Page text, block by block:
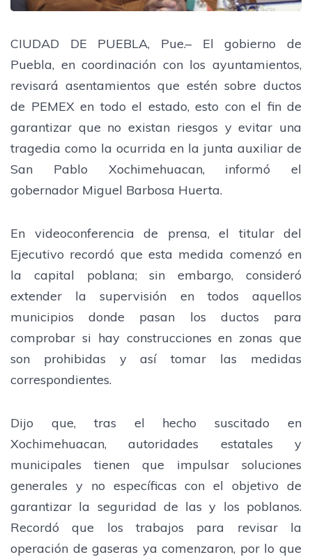
CIUDAD DE PUEBLA, Pue.– El gobierno de
Puebla, en coordinación con los ayuntamientos,
revisará asentamientos que estén sobre ductos
de PEMEX en todo el estado, esto con el fin de
garantizar que no existan riesgos y evitar una
tragedia como la ocurrida en la junta auxiliar de
San Pablo Xochimehuacan, informó el
gobernador Miguel Barbosa Huerta.
En videoconferencia de prensa, el titular del
Ejecutivo recordó que esta medida comenzó en
la capital poblana; sin embargo, consideró
extender la supervisión en todos aquellos
municipios donde pasan los ductos para
comprobar si hay construcciones en zonas que
son prohibidas y así tomar las medidas
correspondientes.
Dijo que, tras el hecho suscitado en
Xochimehuacan, autoridades estatales y
municipales tienen que impulsar soluciones
generales y no específicas con el objetivo de
garantizar la seguridad de las y los poblanos.
Recordó que los trabajos para revisar la
operación de gaseras ya comenzaron, por lo que